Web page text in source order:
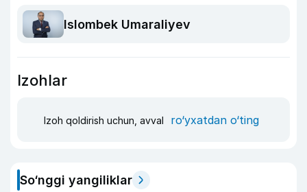
Islombek Umaraliyev
Izohlar
Izoh qoldirish uchun, avval ro‘yxatdan o‘ting
So‘nggi yangiliklar